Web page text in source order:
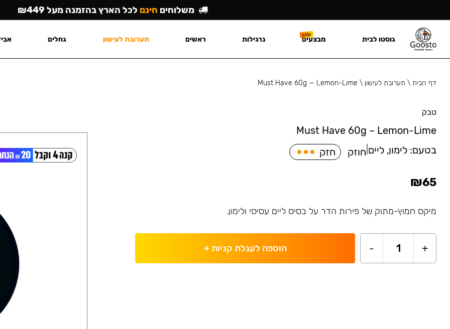
דף הבית\ תערובת לעישון \
Must Have 60g — Lemon-Lime
טבק
Must Have 60g – Lemon-Lime
בטעם: לימון, ליים חוזק חזק
₪65
מיקס חמוץ-מתוק של פירות הדר על בסיס ליים עסיסי ולימון.
+
1
- הוספה לעגלת קניות+
משלוחים חינם לכל הארץ בהזמנה מעל ₪449
גוסטו לבית מבצעים נרגילות ראשים תערובת לעישון גחלים